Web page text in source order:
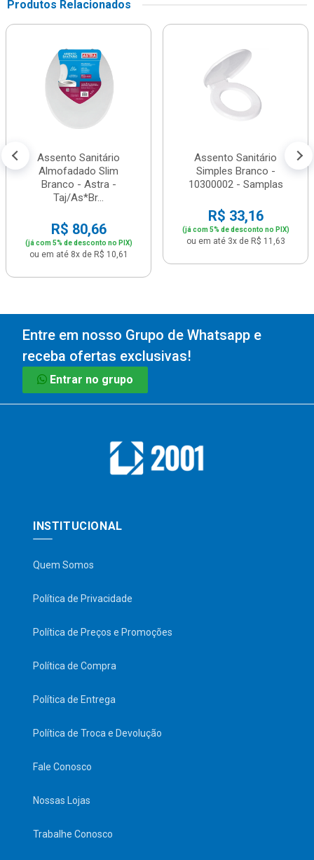
Produtos Relacionados
Assento Sanitário
Almofadado Slim
Branco - Astra -
Taj/As*Br...
R$ 80,66
(já com 5% de desconto no PIX)
ou em até 8x de R$ 10,61
Assento Sanitário
Simples Branco -
10300002 - Samplas
R$ 33,16
(já com 5% de desconto no PIX)
ou em até 3x de R$ 11,63
Entre em nosso Grupo de Whatsapp e
receba ofertas exclusivas!
Entrar no grupo
INSTITUCIONAL
Quem Somos
Política de Privacidade
Política de Preços e Promoções
Política de Compra
Política de Entrega
Política de Troca e Devolução
Fale Conosco
Nossas Lojas
Trabalhe Conosco